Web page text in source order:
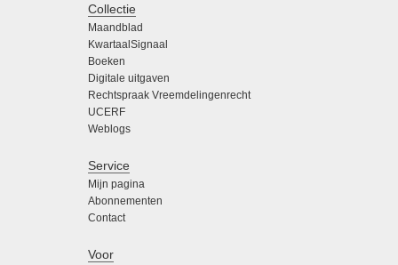
Collectie
Maandblad
KwartaalSignaal
Boeken
Digitale uitgaven
Rechtspraak Vreemdelingenrecht
UCERF
Weblogs
Service
Mijn pagina
Abonnementen
Contact
Voor